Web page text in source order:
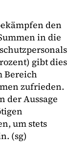
den
in die
gibt dies
Bereich
zufrieden.
der Aussage
um stets
(sg)